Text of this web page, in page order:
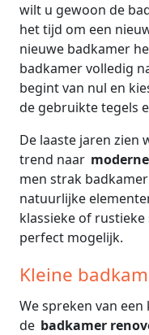
wilt u gewoon de
het tijd om een
nieuwe badkamer
badkamer volledig
begint van nul en
de gebruikte tegels
De laaste jaren zien
trend naar
men strak
natuurlijke
klassieke of
perfect mogelijk.
Kleine
We spreken van
de badkamer